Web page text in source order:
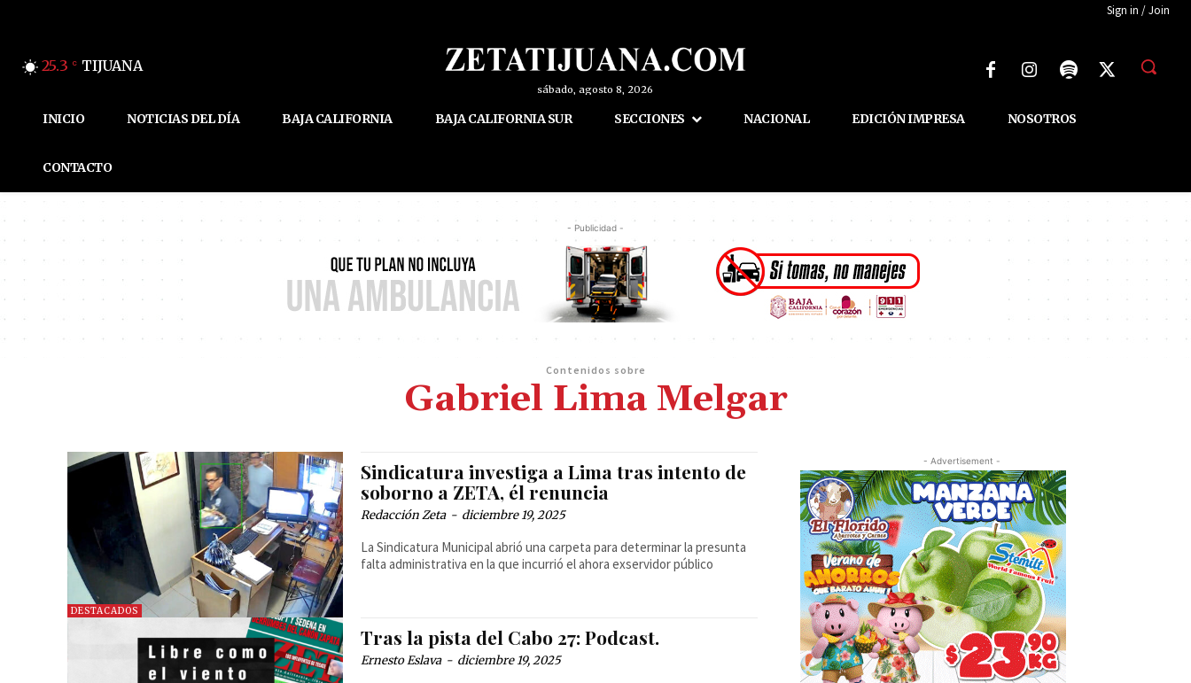
Sign in / Join
25.3 C TIJUANA
sábado, agosto 8, 2026
INICIO NOTICIAS DEL DÍA BAJA CALIFORNIA BAJA CALIFORNIA SUR SECCIONES NACIONAL EDICIÓN IMPRESA NOSOTROS
CONTACTO
- Publicidad -
Contenidos sobre
Gabriel Lima Melgar
DESTACADOS
Sindicatura investiga a Lima tras intento de
soborno a ZETA, él renuncia
Redacción Zeta - diciembre 19, 2025
La Sindicatura Municipal abrió una carpeta para determinar la presunta
falta administrativa en la que incurrió el ahora exservidor público
Tras la pista del Cabo 27: Podcast.
Ernesto Eslava - diciembre 19, 2025
- Advertisement -